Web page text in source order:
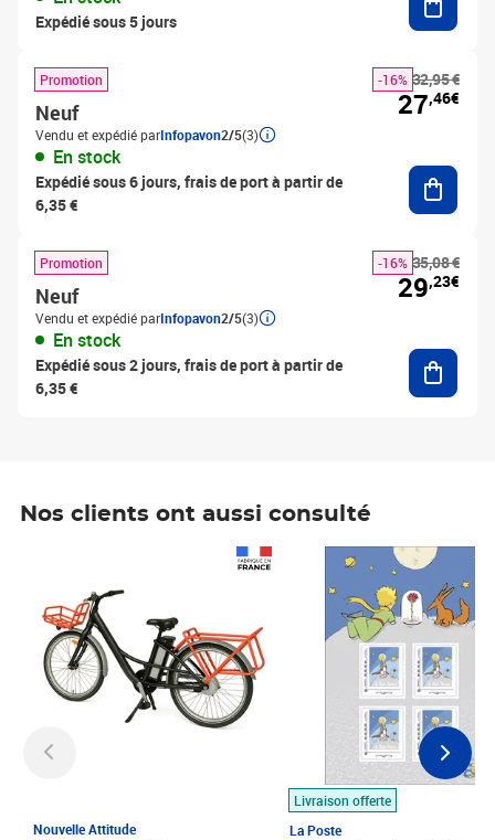
Expédié sous 5 jours
Promotion
Neuf
Vendu et expédié parInfopavon2/5(3)
En stock
Expédié sous 6 jours, frais de port à partir de
6,35 €
32,95 €
-16%
27,46€
Promotion
Neuf
Vendu et expédié parInfopavon2/5(3)
En stock
Expédié sous 2 jours, frais de port à partir de
6,35 €
35,08 €
-16%
29,23€
Nos clients ont aussi consulté
Nouvelle Attitude
Livraison offerte
La Poste
Prix 7,50€